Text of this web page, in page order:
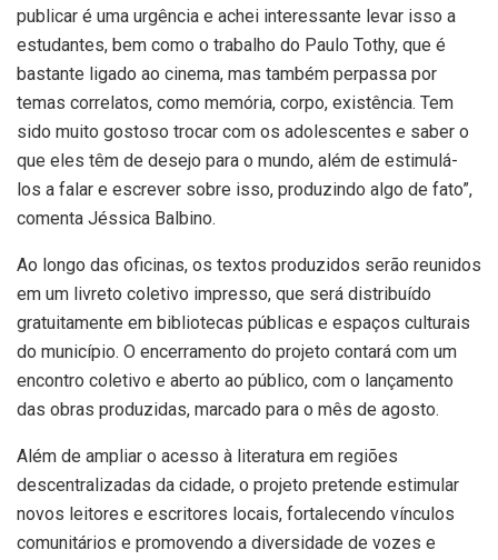
publicar é uma urgência e achei interessante levar isso a
estudantes, bem como o trabalho do Paulo Tothy, que é
bastante ligado ao cinema, mas também perpassa por
temas correlatos, como memória, corpo, existência. Tem
sido muito gostoso trocar com os adolescentes e saber o
que eles têm de desejo para o mundo, além de estimulá-
los a falar e escrever sobre isso, produzindo algo de fato”,
comenta Jéssica Balbino.
Ao longo das oficinas, os textos produzidos serão reunidos
em um livreto coletivo impresso, que será distribuído
gratuitamente em bibliotecas públicas e espaços culturais
do município. O encerramento do projeto contará com um
encontro coletivo e aberto ao público, com o lançamento
das obras produzidas, marcado para o mês de agosto.
Além de ampliar o acesso à literatura em regiões
descentralizadas da cidade, o projeto pretende estimular
novos leitores e escritores locais, fortalecendo vínculos
comunitários e promovendo a diversidade de vozes e